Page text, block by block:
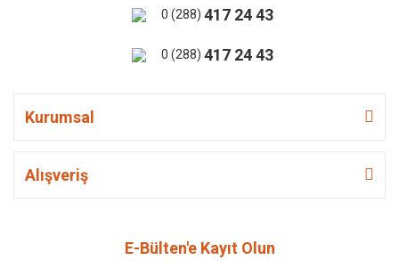
0 (288) 417 24 43
0 (288) 417 24 43
Kurumsal
Alışveriş
E-Bülten'e Kayıt Olun